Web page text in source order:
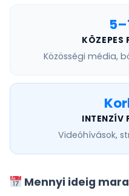
KÖZEPES
Közösségi média,
INTENZÍV
Videóhívások,
Mennyi ideig